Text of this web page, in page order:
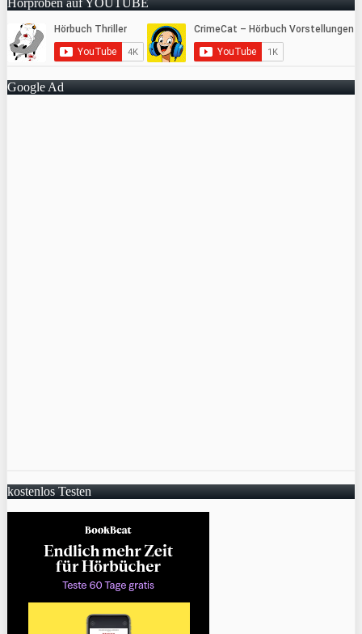
Hörproben auf YOUTUBE
Google Ad
kostenlos Testen